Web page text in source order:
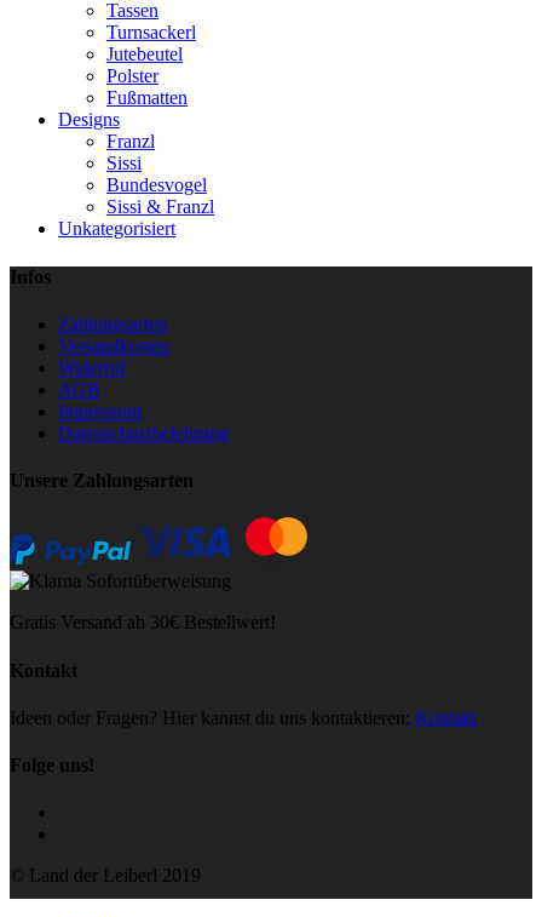
Tassen
Turnsackerl
Jutebeutel
Polster
Fußmatten
Designs
Franzl
Sissi
Bundesvogel
Sissi & Franzl
Unkategorisiert
Infos
Zahlungsarten
Versandkosten
Widerruf
AGB
Impressum
Datenschutzbelehrung
Unsere Zahlungsarten
Gratis Versand ab 30€ Bestellwert!
Kontakt
Ideen oder Fragen? Hier kannst du uns kontaktieren: Kontakt
Folge uns!
© Land der Leiberl 2019